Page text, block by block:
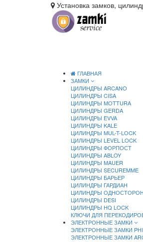
Установка замков,
ГЛАВНАЯ
ЗАМКИ
ЦИЛИНДРЫ ARCANO
ЦИЛИНДРЫ CISA
ЦИЛИНДРЫ MOTTURA
ЦИЛИНДРЫ GERDA
ЦИЛИНДРЫ EVVA
ЦИЛИНДРЫ KALE
ЦИЛИНДРЫ MUL-T-LOCK
ЦИЛИНДРЫ LEVEL LOCK
ЦИЛИНДРЫ ФОРПОСТ
ЦИЛИНДРЫ ABLOY
ЦИЛИНДРЫ MAUER
ЦИЛИНДРЫ SECUREMME
ЦИЛИНДРЫ БАРЬЕР
ЦИЛИНДРЫ ГАРДИАН
ЦИЛИНДРЫ
ЦИЛИНДРЫ DESI
ЦИЛИНДРЫ HQ LOCK
КЛЮЧИ ДЛЯ
ЭЛЕКТРОННЫЕ ЗАМКИ
ЭЛЕКТРОННЫЕ ЗАМКИ
ЭЛЕКТРОННЫЕ ЗАМКИ